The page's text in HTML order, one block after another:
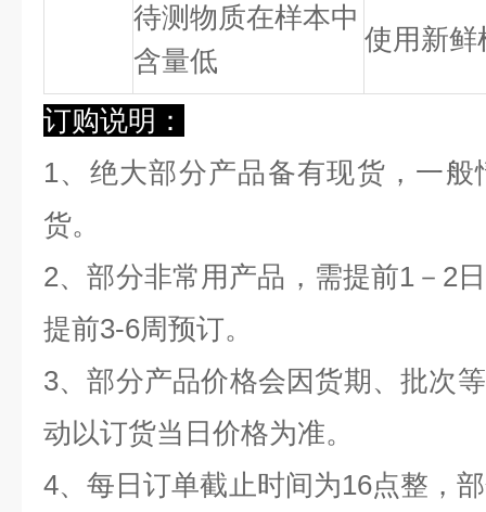
待测物质在样本中
含量低
使用新鲜
订购说明：
1、绝大部分产品备有现货，一
货。
2、部分非常用产品，需提前1－2
提前3-6周预订。
3、部分产品价格会因货期、批次
动以订货当日价格为准。
4、每日订单截止时间为16点整，